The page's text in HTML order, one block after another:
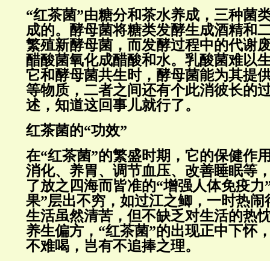
“红茶菌”由糖分和茶水养成，三种菌
成的。酵母菌将糖类发酵生成酒精和
繁殖新酵母菌，而发酵过程中的代谢
醋酸菌氧化成醋酸和水。乳酸菌难以
它和酵母菌共生时，酵母菌能为其提
等物质，二者之间还有个此消彼长的
述，知道这回事儿就行了。
红茶菌的“功效”
在“红茶菌”的繁盛时期，它的保健作
消化、养胃、调节血压、改善睡眠等
了放之四海而皆准的“增强人体免疫力
果”层出不穷，如过江之鲫，一时热
生活虽然清苦，但不缺乏对生活的热
养生偏方，“红茶菌”的出现正中下怀
不难喝，岂有不追捧之理。